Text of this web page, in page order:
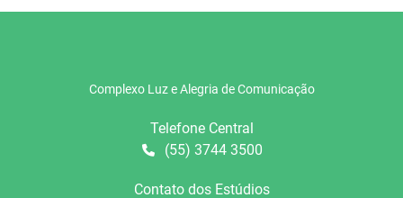
Complexo Luz e Alegria de Comunicação
Telefone Central
(55) 3744 3500
Contato dos Estúdios